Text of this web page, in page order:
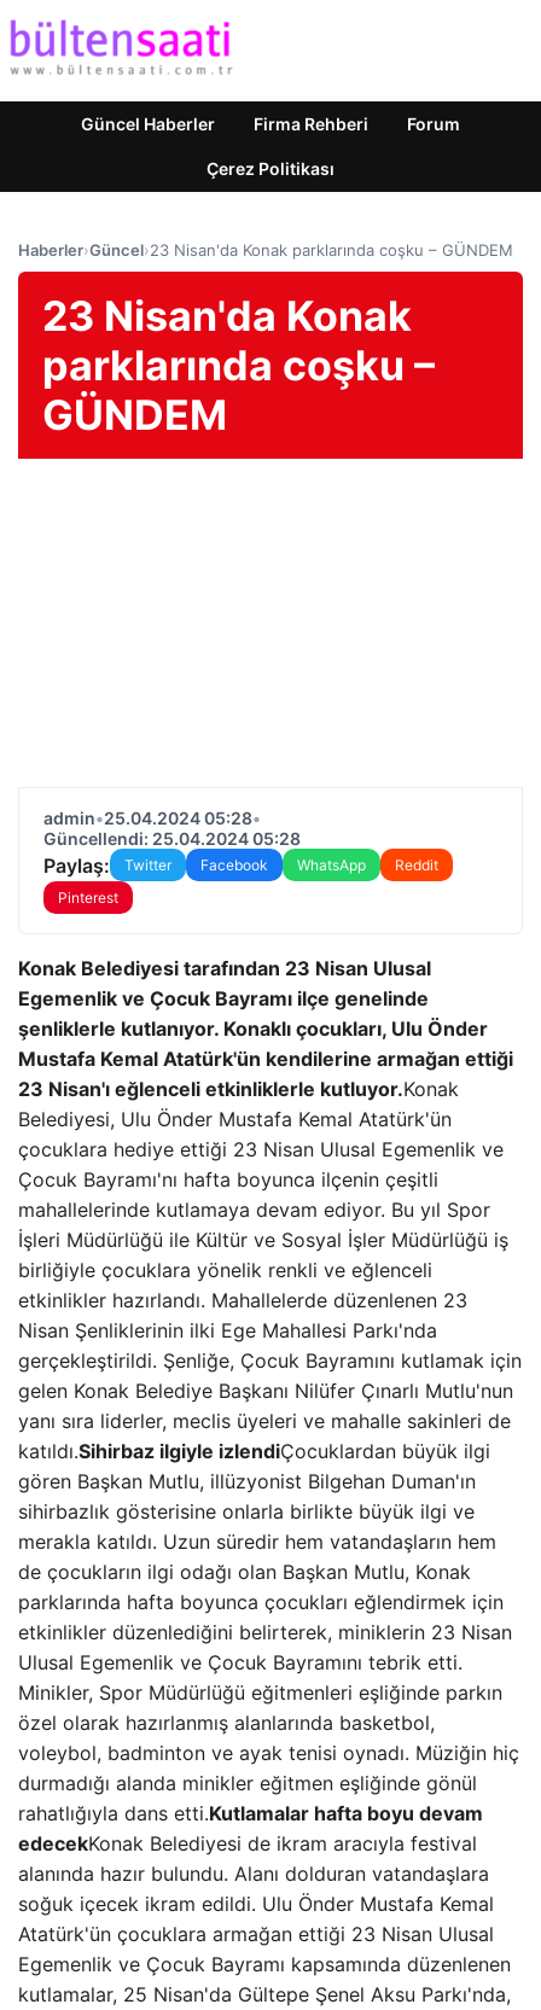
Güncel Haberler Firma Rehberi Forum
Çerez Politikası
Haberler›Güncel›23 Nisan'da Konak parklarında coşku – GÜNDEM
23 Nisan'da Konak
parklarında coşku –
GÜNDEM
admin•25.04.2024 05:28•
Güncellendi: 25.04.2024 05:28
Paylaş: Twitter Facebook WhatsApp
Reddit
Pinterest
Konak Belediyesi tarafından 23 Nisan Ulusal
Egemenlik ve Çocuk Bayramı ilçe genelinde
şenliklerle kutlanıyor. Konaklı çocukları, Ulu Önder
Mustafa Kemal Atatürk'ün kendilerine armağan ettiği
23 Nisan'ı eğlenceli etkinliklerle kutluyor.Konak
Belediyesi, Ulu Önder Mustafa Kemal Atatürk'ün
çocuklara hediye ettiği 23 Nisan Ulusal Egemenlik ve
Çocuk Bayramı'nı hafta boyunca ilçenin çeşitli
mahallelerinde kutlamaya devam ediyor. Bu yıl Spor
İşleri Müdürlüğü ile Kültür ve Sosyal İşler Müdürlüğü iş
birliğiyle çocuklara yönelik renkli ve eğlenceli
etkinlikler hazırlandı. Mahallelerde düzenlenen 23
Nisan Şenliklerinin ilki Ege Mahallesi Parkı'nda
gerçekleştirildi. Şenliğe, Çocuk Bayramını kutlamak için
gelen Konak Belediye Başkanı Nilüfer Çınarlı Mutlu'nun
yanı sıra liderler, meclis üyeleri ve mahalle sakinleri de
katıldı.Sihirbaz ilgiyle izlendiÇocuklardan büyük ilgi
gören Başkan Mutlu, illüzyonist Bilgehan Duman'ın
sihirbazlık gösterisine onlarla birlikte büyük ilgi ve
merakla katıldı. Uzun süredir hem vatandaşların hem
de çocukların ilgi odağı olan Başkan Mutlu, Konak
parklarında hafta boyunca çocukları eğlendirmek için
etkinlikler düzenlediğini belirterek, miniklerin 23 Nisan
Ulusal Egemenlik ve Çocuk Bayramını tebrik etti.
Minikler, Spor Müdürlüğü eğitmenleri eşliğinde parkın
özel olarak hazırlanmış alanlarında basketbol, ​​
voleybol, badminton ve ayak tenisi oynadı. Müziğin hiç
durmadığı alanda minikler eğitmen eşliğinde gönül
rahatlığıyla dans etti.Kutlamalar hafta boyu devam
edecekKonak Belediyesi de ikram aracıyla festival
alanında hazır bulundu. Alanı dolduran vatandaşlara
soğuk içecek ikram edildi. Ulu Önder Mustafa Kemal
Atatürk'ün çocuklara armağan ettiği 23 Nisan Ulusal
Egemenlik ve Çocuk Bayramı kapsamında düzenlenen
kutlamalar, 25 Nisan'da Gültepe Şenel Aksu Parkı'nda,